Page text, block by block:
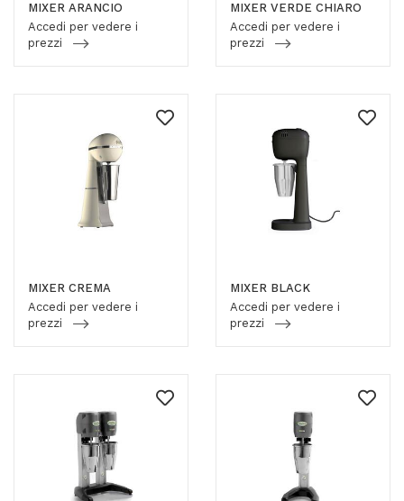
MIXER ARANCIO
Accedi per vedere i
prezzi
MIXER VERDE CHIARO
Accedi per vedere i
prezzi
MIXER CREMA
Accedi per vedere i
prezzi
MIXER BLACK
Accedi per vedere i
prezzi